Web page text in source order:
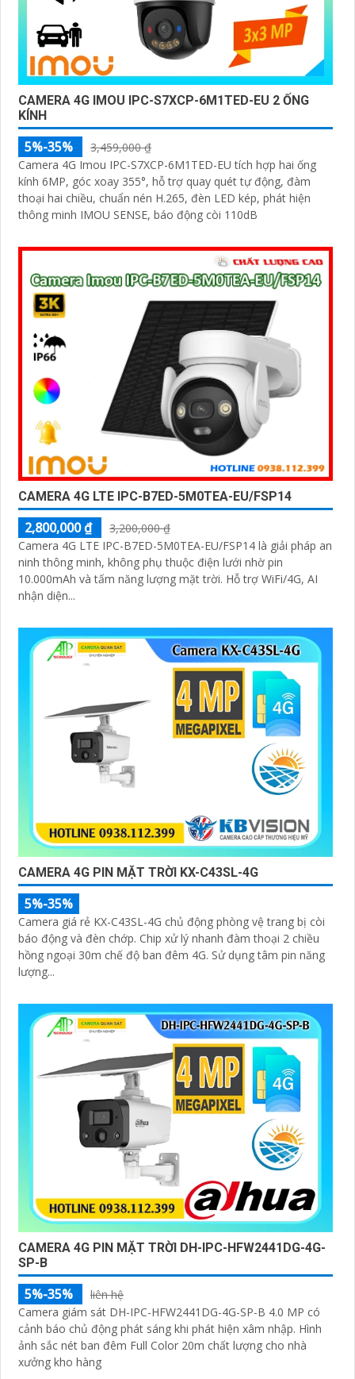
CAMERA 4G IMOU IPC-S7XCP-6M1TED-EU 2 ỐNG
KÍNH
5%-35%
3,459,000 ₫
Camera 4G Imou IPC-S7XCP-6M1TED-EU tích hợp hai ống
kính 6MP, góc xoay 355°, hỗ trợ quay quét tự động, đàm
thoại hai chiều, chuẩn nén H.265, đèn LED kép, phát hiện
thông minh IMOU SENSE, báo động còi 110dB
CAMERA 4G LTE IPC-B7ED-5M0TEA-EU/FSP14
2,800,000 ₫
3,200,000 ₫
Camera 4G LTE IPC-B7ED-5M0TEA-EU/FSP14 là giải pháp an
ninh thông minh, không phụ thuộc điện lưới nhờ pin
10.000mAh và tấm năng lượng mặt trời. Hỗ trợ WiFi/4G, AI
nhận diện...
CAMERA 4G PIN MẶT TRỜI KX-C43SL-4G
5%-35%
Camera giá rẻ KX-C43SL-4G chủ động phòng vệ trang bị còi
báo động và đèn chớp. Chip xử lý nhanh đàm thoại 2 chiều
hồng ngoại 30m chế độ ban đêm 4G. Sử dụng tâm pin năng
lượng...
CAMERA 4G PIN MẶT TRỜI DH-IPC-HFW2441DG-4G-
SP-B
5%-35%
liên hệ
Camera giám sát DH-IPC-HFW2441DG-4G-SP-B 4.0 MP có
cảnh báo chủ động phát sáng khi phát hiện xâm nhập. Hình
ảnh sắc nét ban đêm Full Color 20m chất lượng cho nhà
xưởng kho hàng